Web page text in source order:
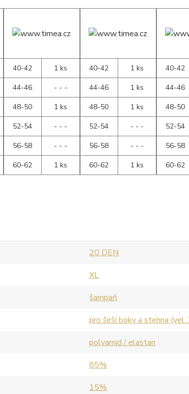
40-42
1 ks
44-46
- - -
48-50
1 ks
52-54
- - -
56-58
- - -
60-62
1 ks
40-42
1 ks
44-46
1 ks
48-50
1 ks
52-54
- - -
56-58
- - -
60-62
1 ks
40-42
44-46
48-50
52-54
56-58
60-62
20 DEN
XL
šampaň
pro širší boky a stehna (vel.
polyamid / elastan
85%
15%